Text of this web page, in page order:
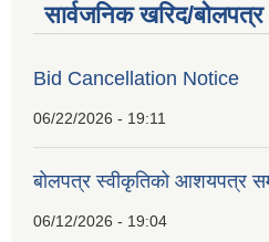
सार्वजनिक खरिद/
Bid Cancellation Notice
06/22/2026 - 19:11
बोलपत्र स्वीकृतिको आशयपत्र
06/12/2026 - 19:04